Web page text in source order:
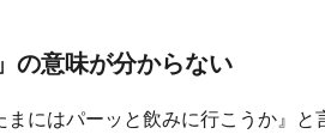
の意味が分からない
まにはパーッと飲みに行こうか』